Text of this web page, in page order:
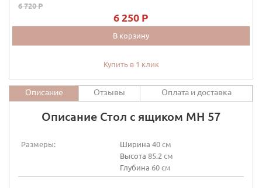
6 720 P
6 250 P
В корзину
Купить в 1 клик
Описание Отзывы Оплата и доставка
Описание Стол с ящиком МН 57
Размеры: Ширина 40 см
Высота 85.2 см
Глубина 60 см